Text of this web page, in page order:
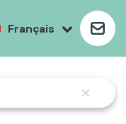
Français
close